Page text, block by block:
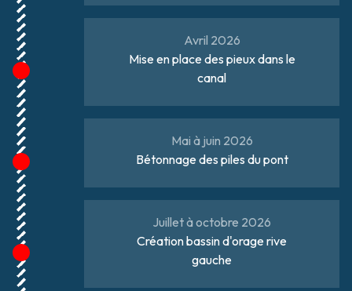
Mise en place des pieux dans le
canal
Avril 2026
Bétonnage des piles du pont
Mai à juin 2026
Création bassin d'orage rive
gauche
Juillet à octobre 2026